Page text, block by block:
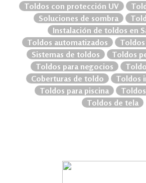
Toldos con protección UV
Soluciones de sombra
Instalación de toldos en
Toldos automatizados
Sistemas de toldos
Toldos
Toldos para negocios
Coberturas de toldo
Toldos
Toldos para piscina
Toldos de tela